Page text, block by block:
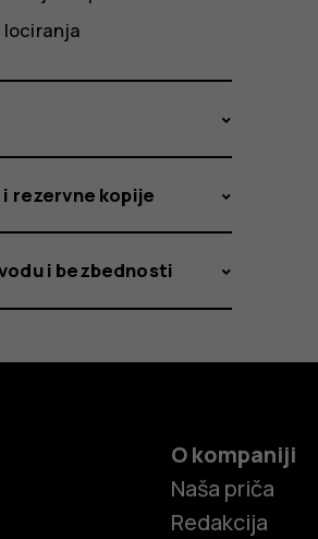
lociranja
rezervne kopije
i bezbednosti
O kompaniji
Naša priča
Redakcija